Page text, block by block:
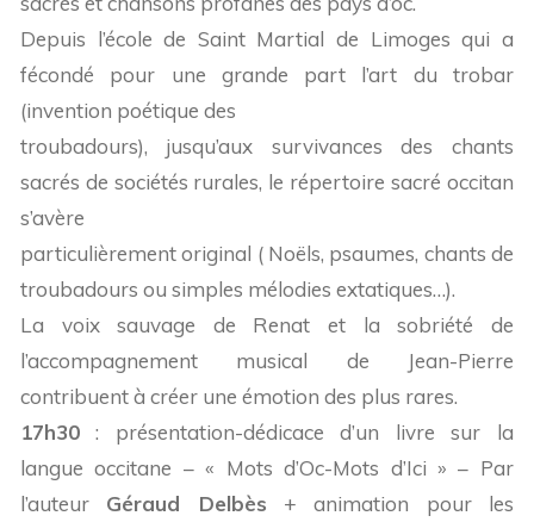
Depuis l’école de Saint Martial de Limoges qui a
fécondé pour une grande part l’art du trobar
(invention poétique des
troubadours), jusqu’aux survivances des chants
sacrés de sociétés rurales, le répertoire sacré occitan
s’avère
particulièrement original ( Noëls, psaumes, chants de
troubadours ou simples mélodies extatiques…).
La voix sauvage de Renat et la sobriété de
l’accompagnement musical de Jean-Pierre
contribuent à créer une émotion des plus rares.
17h30 : présentation-dédicace d’un livre sur la
langue occitane – « Mots d’Oc-Mots d’Ici » – Par
l’auteur Géraud Delbès + animation pour les